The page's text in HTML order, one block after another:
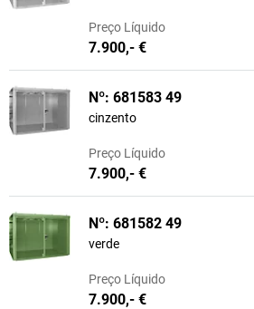
Preço Líquido
7.900,- €
Nº: 681583 49
cinzento
Preço Líquido
7.900,- €
Nº: 681582 49
verde
Preço Líquido
7.900,- €